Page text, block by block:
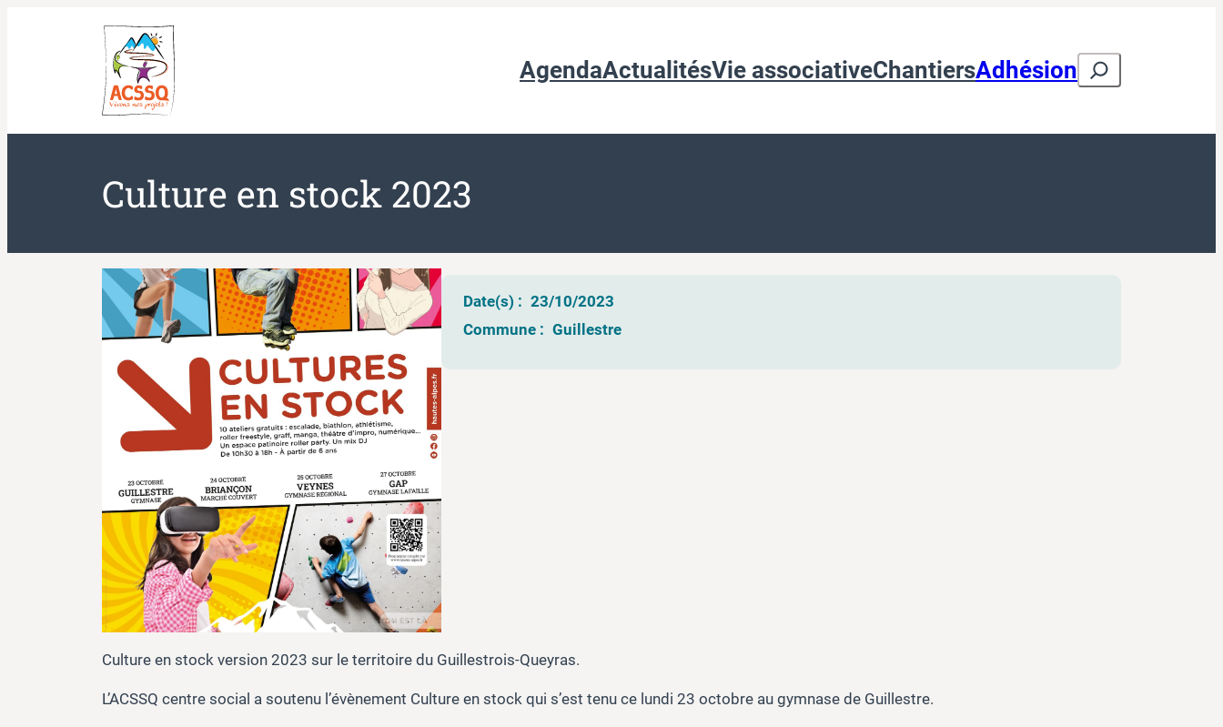
AgendaActualitésVie associativeChantiersAdhésion Search
Culture en stock 2023
Date(s) : 23/10/2023
Commune : Guillestre
Culture en stock version 2023 sur le territoire du Guillestrois-Queyras.
L’ACSSQ centre social a soutenu l’évènement Culture en stock qui s’est tenu ce lundi 23 octobre au gymnase de Guillestre.